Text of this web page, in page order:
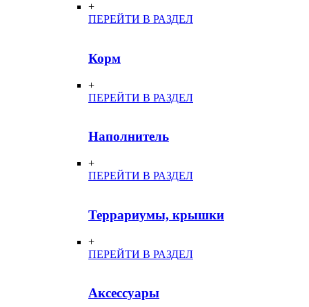
+
ПЕРЕЙТИ В РАЗДЕЛ
Корм
+
ПЕРЕЙТИ В РАЗДЕЛ
Наполнитель
+
ПЕРЕЙТИ В РАЗДЕЛ
Террариумы, крышки
+
ПЕРЕЙТИ В РАЗДЕЛ
Аксессуары